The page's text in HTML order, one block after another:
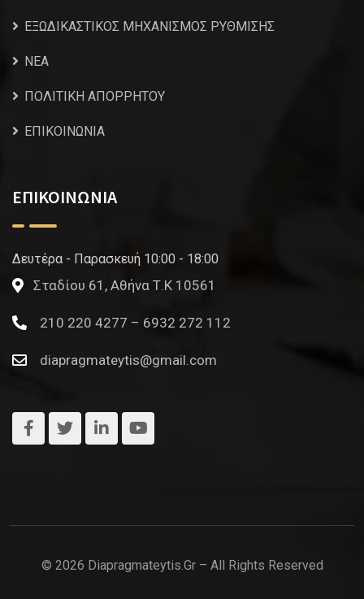
ΕΞΩΔΙΚΑΣΤΙΚΟΣ ΜΗΧΑΝΙΣΜΟΣ ΡΥΘΜΙΣΗΣ
NEA
ΠΟΛΙΤΙΚΗ ΑΠΟΡΡΗΤΟΥ
ΕΠΙΚΟΙΝΩΝΙΑ
ΕΠΙΚΟΙΝΩΝΙΑ
Δευτέρα - Παρασκευή 10:00 - 18:00
Σταδίου 61, Αθήνα Τ.Κ 10561
210 220 4277 – 6932 272 112
diapragmateytis@gmail.com
© 2026 Diapragmateytis.gr – All Rights Reserved